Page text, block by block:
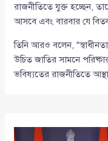
রাজনীতিতে যুক্ত হচ্ছেন,
আসবে এবং বারবার যে
তিনি আরও বলেন,
উচিত জাতির সামনে
ভবিষ্যতের রাজনীতিতে